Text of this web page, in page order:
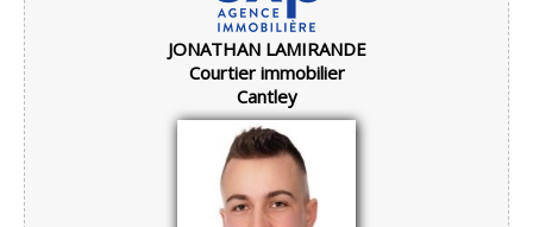
JONATHAN LAMIRANDE
Courtier immobilier
Cantley